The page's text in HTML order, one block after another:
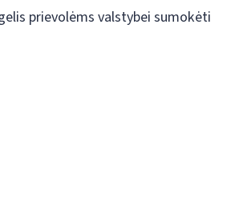
prievolėms valstybei sumokėti